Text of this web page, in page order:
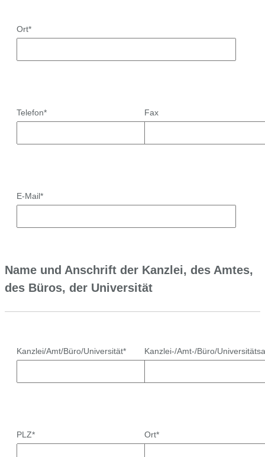
Ort*
Telefon* Fax
E-Mail*
Name und Anschrift der Kanzlei, des Amtes,
des Büros, der Universität
Kanzlei/Amt/Büro/Universität* Kanzlei-/Amt-/Büro/
PLZ* Ort*